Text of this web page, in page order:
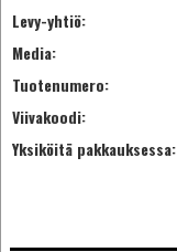
Levy-yhtiö:
Media:
Tuotenumero:
Viivakoodi:
Yksiköitä pakkauksessa: